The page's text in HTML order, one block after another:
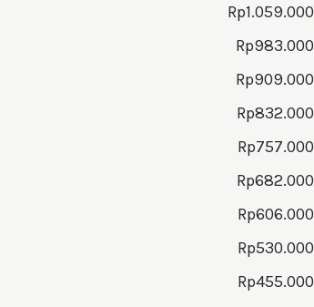
Rp1.059.000
Rp983.000
Rp909.000
Rp832.000
Rp757.000
Rp682.000
Rp606.000
Rp530.000
Rp455.000